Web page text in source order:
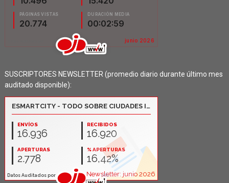
SUSCRIPTORES NEWSLETTER (promedio diario durante último mes
auditado disponible):